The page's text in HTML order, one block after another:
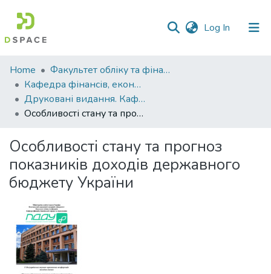
Log In (current)
Communities
&
Collections
Statistics
Home
Факультет обліку та фінансів
Кафедра фінансів, економічних досліджень і туризму
Друковані видання. Кафедра фінансів, економічних досліджень і туризму
Особливості стану та прогноз показників доходів державного бюджету України
Особливості стану та прогноз
показників доходів державного
бюджету України